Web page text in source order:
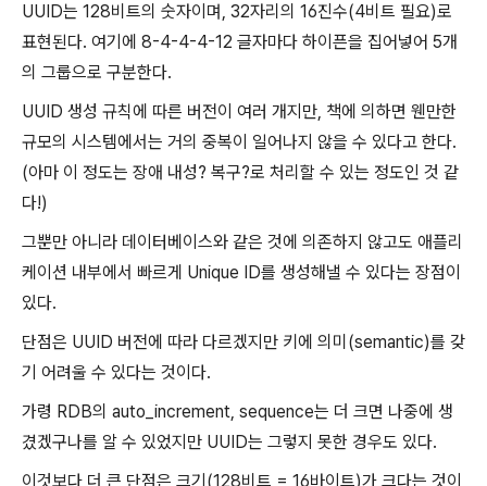
UUID는 128비트의 숫자이며, 32자리의 16진수(4비트 필요)로
표현된다. 여기에 8-4-4-4-12 글자마다 하이픈을 집어넣어 5개
의 그룹으로 구분한다.
UUID 생성 규칙에 따른 버전이 여러 개지만, 책에 의하면 웬만한
규모의 시스템에서는 거의 중복이 일어나지 않을 수 있다고 한다.
(아마 이 정도는 장애 내성? 복구?로 처리할 수 있는 정도인 것 같
다!)
그뿐만 아니라 데이터베이스와 같은 것에 의존하지 않고도 애플리
케이션 내부에서 빠르게 Unique ID를 생성해낼 수 있다는 장점이
있다.
단점은 UUID 버전에 따라 다르겠지만 키에 의미(semantic)를 갖
기 어려울 수 있다는 것이다.
가령 RDB의 auto_increment, sequence는 더 크면 나중에 생
겼겠구나를 알 수 있었지만 UUID는 그렇지 못한 경우도 있다.
이것보다 더 큰 단점은 크기(128비트 = 16바이트)가 크다는 것이